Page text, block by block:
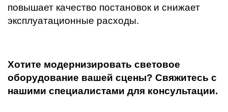
повышает качество постановок и снижает
эксплуатационные расходы.
Хотите модернизировать световое
оборудование вашей сцены? Свяжитесь с
нашими специалистами для консультации.